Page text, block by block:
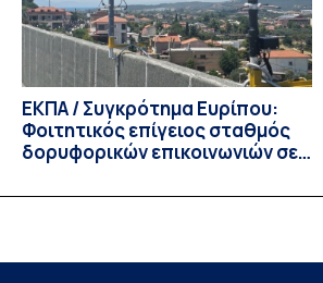
ΕΚΠΑ / Συγκρότημα Ευρίπου:
Φοιτητικός επίγειος σταθμός
δορυφορικών επικοινωνιών σε